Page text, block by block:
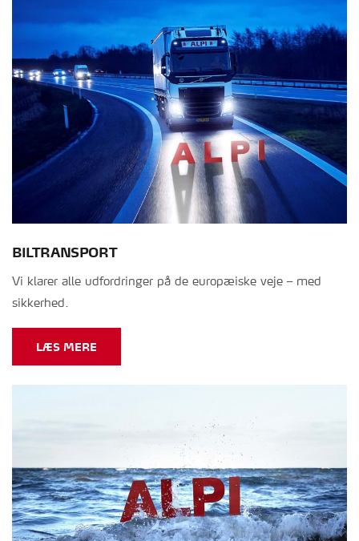
BILTRANSPORT
Vi klarer alle udfordringer på de europæiske veje – med
sikkerhed.
LÆS MERE